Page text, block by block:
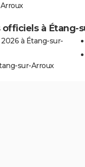
à Étang-
à Étang-sur-
sur-Arroux